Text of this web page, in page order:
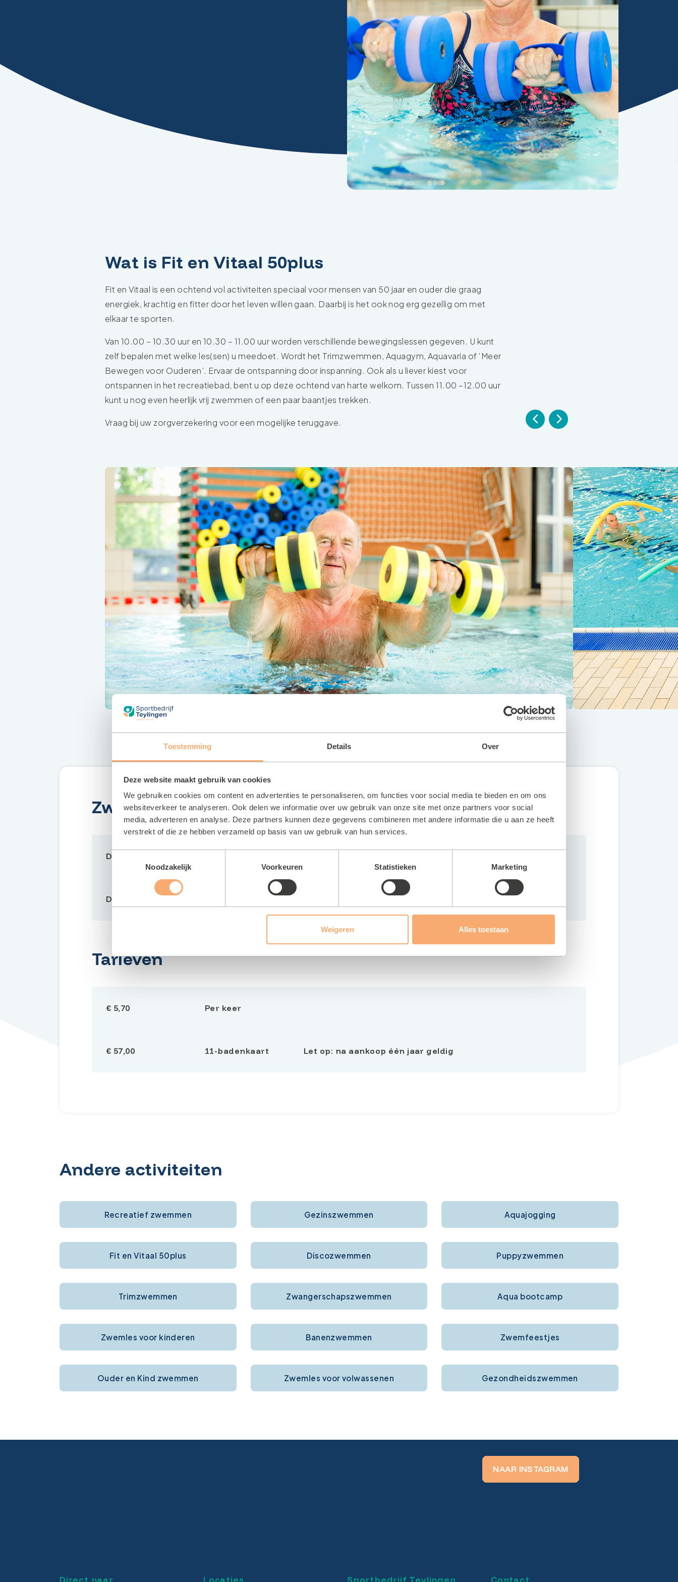
Toestemming Details Over
Deze website maakt gebruik van cookies
We gebruiken cookies om content en advertenties te personaliseren, om functies voor social media te bieden en om ons
websiteverkeer te analyseren. Ook delen we informatie over uw gebruik van onze site met onze partners voor social
media, adverteren en analyse. Deze partners kunnen deze gegevens combineren met andere informatie die u aan ze heeft
verstrekt of die ze hebben verzameld op basis van uw gebruik van hun services.
Noodzakelijk
Voorkeuren Statistieken Marketing
Weigeren Alles toestaan
Wat is Fit en Vitaal 50plus
Fit en Vitaal is een ochtend vol activiteiten speciaal voor mensen van 50 jaar en ouder die graag
energiek, krachtig en fitter door het leven willen gaan. Daarbij is het ook nog erg gezellig om met
elkaar te sporten.
Van 10.00 – 10.30 uur en 10.30 – 11.00 uur worden verschillende bewegingslessen gegeven. U kunt
zelf bepalen met welke les(sen) u meedoet. Wordt het Trimzwemmen, Aquagym, Aquavaria of ‘Meer
Bewegen voor Ouderen’. Ervaar de ontspanning door inspanning. Ook als u liever kiest voor
ontspannen in het recreatiebad, bent u op deze ochtend van harte welkom. Tussen 11.00 –12.00 uur
kunt u nog even heerlijk vrij zwemmen of een paar baantjes trekken.
Vraag bij uw zorgverzekering voor een mogelijke teruggave.
Zwemtijden Fit en Vitaal 50plus
Dinsdag
Donderdag
Tarieven
€ 5,70 Per keer
€ 57,00 11-badenkaart Let op: na aankoop één jaar geldig
Andere activiteiten
Recreatief zwemmen Gezinszwemmen Aquajogging
Fit en Vitaal 50plus Discozwemmen Puppyzwemmen
Trimzwemmen Zwangerschapszwemmen Aqua bootcamp
Zwemles voor kinderen Banenzwemmen Zwemfeestjes
Ouder en Kind zwemmen Zwemles voor volwassenen Gezondheidszwemmen
NAAR INSTAGRAM